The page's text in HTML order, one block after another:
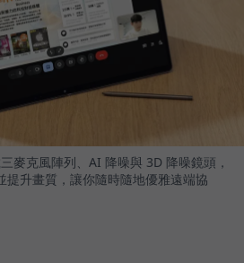
麥克風陣列、AI 降噪與 3D 降噪鏡頭，
提升畫質，讓你隨時隨地優雅遠端協